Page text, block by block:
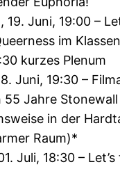
Juni, 19:00 –
im
kurzes Plenum
Juni, 19:30 –
55 Jahre
in der
Raum)*
Juli, 18:30 – Let’s